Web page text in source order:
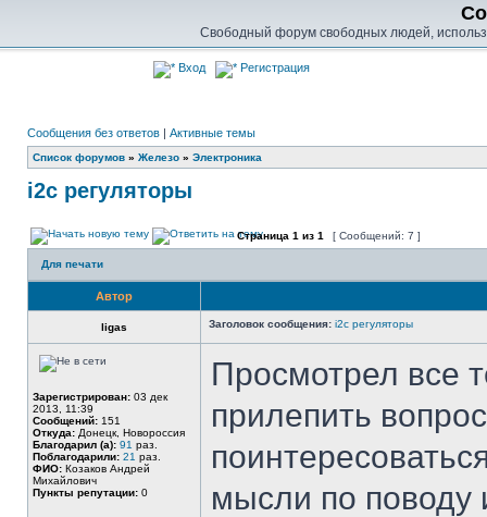
Свободный форум свободных людей,
Вход Регистрация
Сообщения без ответов | Активные темы
Список форумов » Железо » Электроника
i2c регуляторы
Страница 1 из 1 [ Сообщений: 7 ]
Для печати
Автор
ligas Заголовок сообщения: i2c регуляторы
Зарегистрирован: 03 дек
2013, 11:39
Сообщений: 151
Откуда: Донецк, Новороссия
Благодарил (а): 91 раз.
Поблагодарили: 21 раз.
ФИО: Козаков Андрей
Михайлович
Пункты репутации: 0
Просмотрел все
прилепить
мысли по поводу